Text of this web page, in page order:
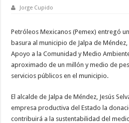
Jorge Cupido
Petróleos Mexicanos (Pemex) entregó
basura al municipio de Jalpa de
Apoyo a la Comunidad y Medio
aproximado de un millón y medio de
servicios públicos en el municipio.
El alcalde de Jalpa de Méndez, Jesús
empresa productiva del Estado la
contribuirá a la sustentabilidad del